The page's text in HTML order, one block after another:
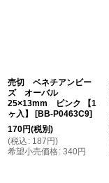
売切 ベネチアンビー
ズ オーバル
25×13mm ピンク 【1
ヶ入】
[BB-P0463C9]
170円(税別)
(税込 : 187 円)
希望小売価格: 340円